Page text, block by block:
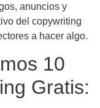
anuncios y
del copywriting
a hacer algo.
10
Gratis: